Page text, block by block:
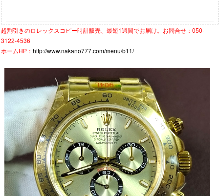
超割引きのロレックスコピー時計販売、最短1週間でお届け。お問合せ：050-
3122-4536
ホームHP： http://www.nakano777.com/menu/b11/